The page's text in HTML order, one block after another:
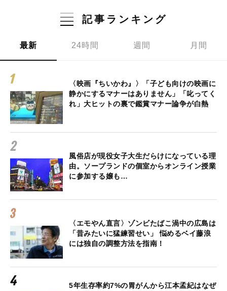
記事ランキング
最新 24時間 週間 月間
〈映画『ちいかわ』〉「子ども向けの映画に
静かにするマナーはありません」「叱ってく
れ」大ヒットの裏で鑑賞マナー論争が白熱
風俗店が現役女子大生だらけになっている理
由。ソープランドの個室からオンライン授業
に参加する嬢も…
〈エモやん直言〉ゾンビたばこ渦中の広島は
「昔みたいに猛練習せい」 悩めるベイ藤浪
には独自の調整方法を指南！
5年生存率約7%の胃がんから江本孟紀はなぜ